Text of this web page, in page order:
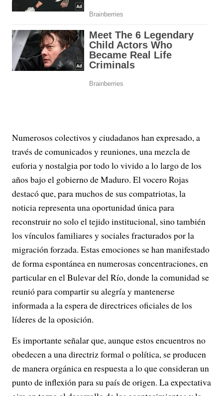
Numerosos colectivos y ciudadanos han expresado, a
través de comunicados y reuniones, una mezcla de
euforia y nostalgia por todo lo vivido a lo largo de los
años bajo el gobierno de Maduro. El vocero Rojas
destacó que, para muchos de sus compatriotas, la
noticia representa una oportunidad única para
reconstruir no solo el tejido institucional, sino también
los vínculos familiares y sociales fracturados por la
migración forzada. Estas emociones se han manifestado
de forma espontánea en numerosas concentraciones, en
particular en el Bulevar del Río, donde la comunidad se
reunió para compartir su alegría y mantenerse
informada a la espera de directrices oficiales de los
líderes de la oposición.
Es importante señalar que, aunque estos encuentros no
obedecen a una directriz formal o política, se producen
de manera orgánica en respuesta a lo que consideran un
punto de inflexión para su país de origen. La expectativa